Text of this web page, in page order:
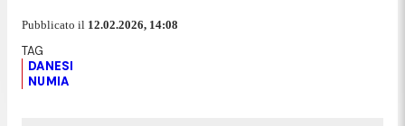
Pubblicato il 12.02.2026, 14:08
DANESI
NUMIA